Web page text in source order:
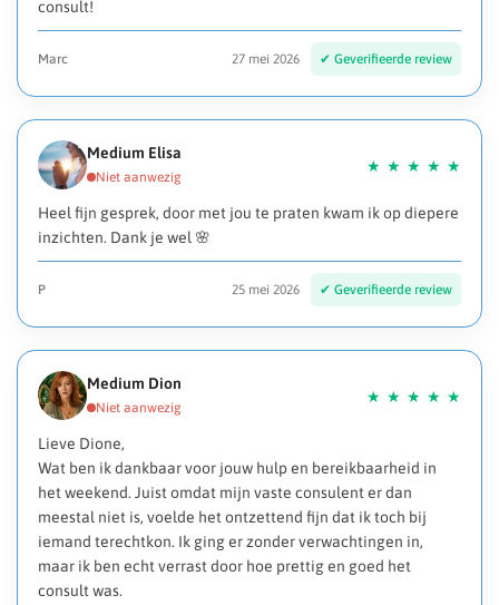
consult!
Marc 27 mei 2026
Medium Elisa
Heel fijn gesprek, door met jou te praten kwam ik op diepere
inzichten. Dank je wel 🌸
P 25 mei 2026
Medium Dion
Lieve Dione,
Wat ben ik dankbaar voor jouw hulp en bereikbaarheid in
het weekend. Juist omdat mijn vaste consulent er dan
meestal niet is, voelde het ontzettend fijn dat ik toch bij
iemand terechtkon. Ik ging er zonder verwachtingen in,
maar ik ben echt verrast door hoe prettig en goed het
consult was.